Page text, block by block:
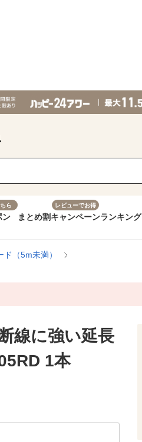
ら
ン まとめ割
レビューでお得
キャンペーンランキング
（5m未満）
線に強い延長
1本